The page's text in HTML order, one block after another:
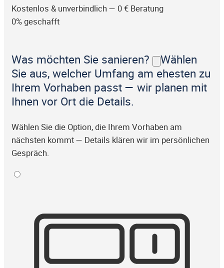
Kostenlos & unverbindlich — 0 € Beratung
0% geschafft
Was möchten Sie sanieren?
Wählen
Sie aus, welcher Umfang am ehesten zu
Ihrem Vorhaben passt — wir planen mit
Ihnen vor Ort die Details.
Wählen Sie die Option, die Ihrem Vorhaben am
nächsten kommt — Details klären wir im persönlichen
Gespräch.